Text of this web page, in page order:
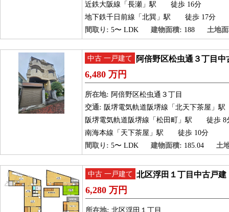
近鉄大阪線「長瀬」駅
徒歩 16分
地下鉄千日前線「北巽」駅
徒歩 17分
間取り: 5〜 LDK 建物面積: 188 土地
中古 一戸建て 阿倍野区松虫通３丁目中
6,480 万円
所在地: 阿倍野区松虫通３丁目
交通: 阪堺電気軌道阪堺線「北天下茶屋」駅
阪堺電気軌道阪堺線「松田町」駅
徒歩 8
南海本線「天下茶屋」駅
徒歩 10分
間取り: 5〜 LDK 建物面積: 185.04 土
中古 一戸建て 北区浮田１丁目中古戸建
6,280 万円
所在地: 北区浮田１丁目